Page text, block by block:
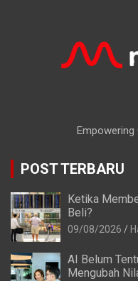
Empowering
POST TERBARU
Ketika
Beli?
09/08/2026
AI Belum
Mengubah